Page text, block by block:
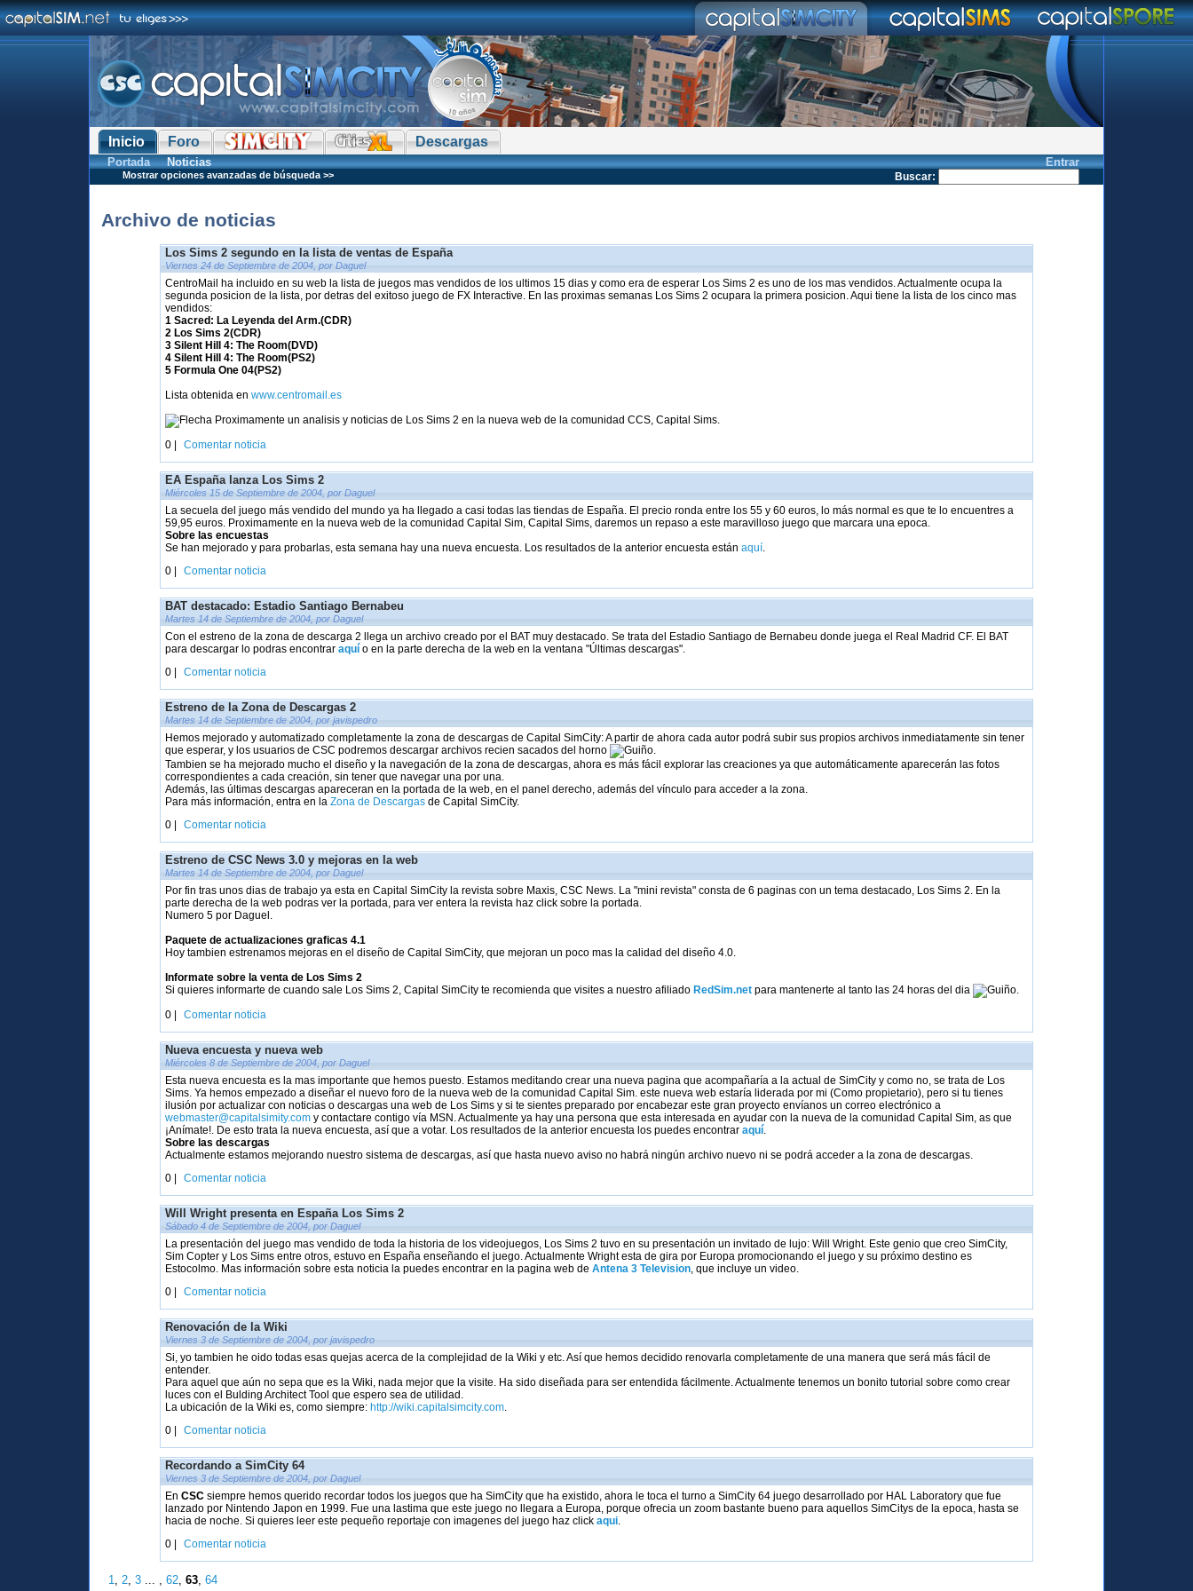
Inicio Foro Descargas
Entrar
Portada Noticias
Buscar:
Mostrar opciones avanzadas de búsqueda >>
Archivo de noticias
Los Sims 2 segundo en la lista de ventas de España
Viernes 24 de Septiembre de 2004, por Daguel
CentroMail ha incluido en su web la lista de juegos mas vendidos de los ultimos 15 dias y como era de esperar Los Sims 2 es uno de los mas vendidos. Actualmente ocupa la
segunda posicion de la lista, por detras del exitoso juego de FX Interactive. En las proximas semanas Los Sims 2 ocupara la primera posicion. Aqui tiene la lista de los cinco mas
vendidos:
1 Sacred: La Leyenda del Arm.(CDR)
2 Los Sims 2(CDR)
3 Silent Hill 4: The Room(DVD)
4 Silent Hill 4: The Room(PS2)
5 Formula One 04(PS2)
Lista obtenida enwww.centromail.es
Proximamente un analisis y noticias de Los Sims 2 en la nueva web de la comunidad CCS, Capital Sims.
0 |
Comentar noticia
EA España lanza Los Sims 2
Miércoles 15 de Septiembre de 2004, por Daguel
La secuela del juego más vendido del mundo ya ha llegado a casi todas las tiendas de España. El precio ronda entre los 55 y 60 euros, lo más normal es que te lo encuentres a
59,95 euros. Proximamente en la nueva web de la comunidad Capital Sim, Capital Sims, daremos un repaso a este maravilloso juego que marcara una epoca.
Sobre las encuestas
Se han mejorado y para probarlas, esta semana hay una nueva encuesta. Los resultados de la anterior encuesta estánaquí.
0 |
Comentar noticia
BAT destacado: Estadio Santiago Bernabeu
Martes 14 de Septiembre de 2004, por Daguel
Con el estreno de la zona de descarga 2 llega un archivo creado por el BAT muy destacado. Se trata del Estadio Santiago de Bernabeu donde juega el Real Madrid CF. El BAT
para descargar lo podras encontraraquí o en la parte derecha de la web en la ventana "Últimas descargas".
0 |
Comentar noticia
Estreno de la Zona de Descargas 2
Martes 14 de Septiembre de 2004, por javispedro
Hemos mejorado y automatizado completamente la zona de descargas de Capital SimCity: A partir de ahora cada autor podrá subir sus propios archivos inmediatamente sin tener
que esperar, y los usuarios de CSC podremos descargar archivos recien sacados del horno
.
Tambien se ha mejorado mucho el diseño y la navegación de la zona de descargas, ahora es más fácil explorar las creaciones ya que automáticamente aparecerán las fotos
correspondientes a cada creación, sin tener que navegar una por una.
Además, las últimas descargas apareceran en la portada de la web, en el panel derecho, además del vínculo para acceder a la zona.
Para más información, entra en laZona de Descargas de Capital SimCity.
0 |
Comentar noticia
Estreno de CSC News 3.0 y mejoras en la web
Martes 14 de Septiembre de 2004, por Daguel
Por fin tras unos dias de trabajo ya esta en Capital SimCity la revista sobre Maxis, CSC News. La "mini revista" consta de 6 paginas con un tema destacado, Los Sims 2. En la
parte derecha de la web podras ver la portada, para ver entera la revista haz click sobre la portada.
Numero 5 por Daguel.
Paquete de actualizaciones graficas 4.1
Hoy tambien estrenamos mejoras en el diseño de Capital SimCity, que mejoran un poco mas la calidad del diseño 4.0.
Informate sobre la venta de Los Sims 2
Si quieres informarte de cuando sale Los Sims 2, Capital SimCity te recomienda que visites a nuestro afiliado RedSim.net para mantenerte al tanto las 24 horas del dia
.
0 |
Comentar noticia
Nueva encuesta y nueva web
Miércoles 8 de Septiembre de 2004, por Daguel
Esta nueva encuesta es la mas importante que hemos puesto. Estamos meditando crear una nueva pagina que acompañaría a la actual de SimCity y como no, se trata de Los
Sims. Ya hemos empezado a diseñar el nuevo foro de la nueva web de la comunidad Capital Sim. este nueva web estaría liderada por mi (Como propietario), pero si tu tienes
ilusión por actualizar con noticias o descargas una web de Los Sims y si te sientes preparado por encabezar este gran proyecto envíanos un correo electrónico a
webmaster@capitalsimity.com y contactare contigo vía MSN. Actualmente ya hay una persona que esta interesada en ayudar con la nueva de la comunidad Capital Sim, as que
¡Anímate!. De esto trata la nueva encuesta, así que a votar. Los resultados de la anterior encuesta los puedes encontraraquí.
Sobre las descargas
Actualmente estamos mejorando nuestro sistema de descargas, así que hasta nuevo aviso no habrá ningún archivo nuevo ni se podrá acceder a la zona de descargas.
0 |
Comentar noticia
Will Wright presenta en España Los Sims 2
Sábado 4 de Septiembre de 2004, por Daguel
La presentación del juego mas vendido de toda la historia de los videojuegos, Los Sims 2 tuvo en su presentación un invitado de lujo: Will Wright. Este genio que creo SimCity,
Sim Copter y Los Sims entre otros, estuvo en España enseñando el juego. Actualmente Wright esta de gira por Europa promocionando el juego y su próximo destino es
Estocolmo. Mas información sobre esta noticia la puedes encontrar en la pagina web deAntena 3 Television, que incluye un video.
0 |
Comentar noticia
Renovación de la Wiki
Viernes 3 de Septiembre de 2004, por javispedro
Si, yo tambien he oido todas esas quejas acerca de la complejidad de la Wiki y etc. Así que hemos decidido renovarla completamente de una manera que será más fácil de
entender.
Para aquel que aún no sepa que es la Wiki, nada mejor que la visite. Ha sido diseñada para ser entendida fácilmente. Actualmente tenemos un bonito tutorial sobre como crear
luces con el Bulding Architect Tool que espero sea de utilidad.
La ubicación de la Wiki es, como siempre: http://wiki.capitalsimcity.com.
0 |
Comentar noticia
Recordando a SimCity 64
Viernes 3 de Septiembre de 2004, por Daguel
EnCSC siempre hemos querido recordar todos los juegos que ha SimCity que ha existido, ahora le toca el turno a SimCity 64 juego desarrollado por HAL Laboratory que fue
lanzado por Nintendo Japon en 1999. Fue una lastima que este juego no llegara a Europa, porque ofrecia un zoom bastante bueno para aquellos SimCitys de la epoca, hasta se
hacia de noche. Si quieres leer este pequeño reportaje con imagenes del juego haz clickaqui.
0 |
Comentar noticia
1,2,3 ... ,62,63,64